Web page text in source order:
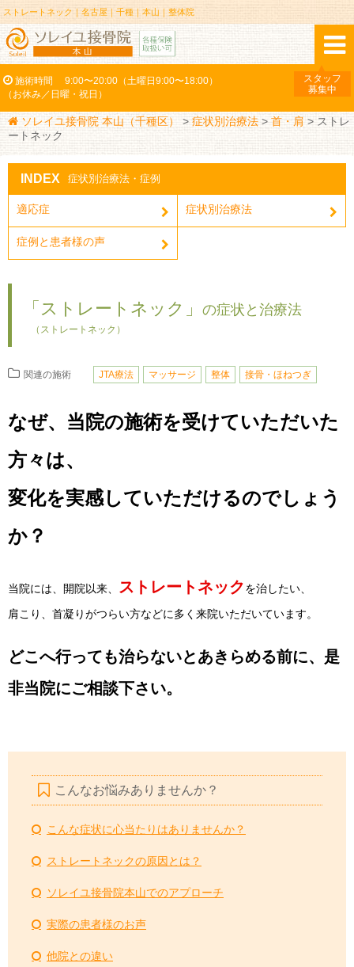
ストレートネック｜名古屋｜千種｜本山｜整体院
施術時間
9:00〜20:00（土曜日9:00〜18:00）
（お休み／日曜・祝日）
スタッフ
募集中
ソレイユ接骨院 本山（千種区） >症状別治療法 >首・肩 > ストレ
ートネック
INDEX 症状別治療法・症例
適応症 症状別治療法
症例と患者様の声
「ストレートネック」 の症状と治療法
（ストレートネック）
関連の施術 JTA療法 マッサージ 整体 接骨・ほねつぎ
なぜ、当院の施術を受けていただいた
方々は、
変化を実感していただけるのでしょう
か？
当院には、開院以来、 ストレートネックを治したい、
肩こり、首凝りがつらい方などに多く来院いただいています。
どこへ行っても治らないとあきらめる前に、是
非当院にご相談下さい。
こんなお悩みありませんか？
こんな症状に心当たりはありませんか？
ストレートネックの原因とは？
ソレイユ接骨院本山でのアプローチ
実際の患者様のお声
他院との違い